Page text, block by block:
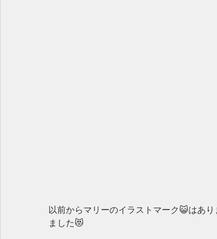
以前からマリーのイラストマーク😺はあ
ました😻